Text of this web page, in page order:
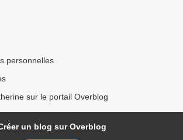
personnelles
sur le portail Overblog
un blog sur Overblog